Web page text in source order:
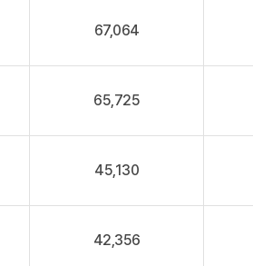
67,064
65,725
45,130
42,356